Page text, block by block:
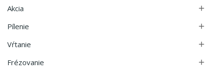
Akcia 
Pílenie 
Vŕtanie 
Frézovanie 